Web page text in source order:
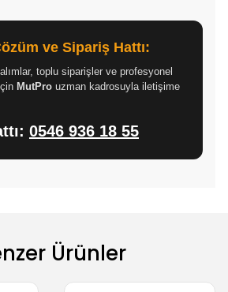
ve Sipariş Hattı:
toplu siparişler ve profesyonel
MutPro uzman kadrosuyla iletişime
0546 936 18 55
Ürünler